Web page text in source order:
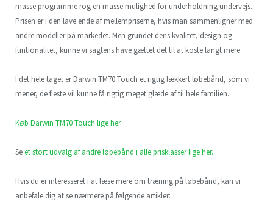
masse programme rog en masse mulighed for underholdning undervejs.
Prisen er i den lave ende af mellempriserne, hvis man sammenligner med
andre modeller på markedet. Men grundet dens kvalitet, design og
funtionalitet, kunne vi sagtens have gættet det til at koste langt mere.
I det hele taget er Darwin TM70 Touch et rigtig lækkert løbebånd, som vi
mener, de fleste vil kunne få rigtig meget glæde af til hele familien.
Køb Darwin TM70 Touch lige her.
Seet stort udvalg af andre løbebånd i alle prisklasser lige her.
Hvis du er interesseret i at læse mere om træning på løbebånd, kan vi
anbefale dig at se nærmere på følgende artikler: